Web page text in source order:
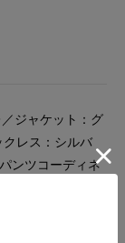
ジャケット：グ
レス：シルバ
ンツコーディネ
着回しがしやす